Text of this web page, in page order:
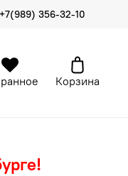
+7(989) 356-32-10
Корзина